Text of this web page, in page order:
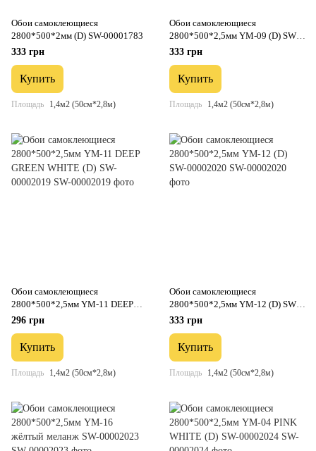
Обои самоклеющиеся
2800*500*2мм (D) SW-00001783
333 грн
Купить
Площадь 1,4м2 (50см*2,8м)
Обои самоклеющиеся
2800*500*2,5мм YM-09 (D) SW-
00002018
333 грн
Купить
Площадь 1,4м2 (50см*2,8м)
Обои самоклеющиеся
2800*500*2,5мм YM-11 DEEP
GREEN WHITE (D) SW-00002019
296 грн
Купить
Площадь 1,4м2 (50см*2,8м)
Обои самоклеющиеся
2800*500*2,5мм YM-12 (D) SW-
00002020
333 грн
Купить
Площадь 1,4м2 (50см*2,8м)